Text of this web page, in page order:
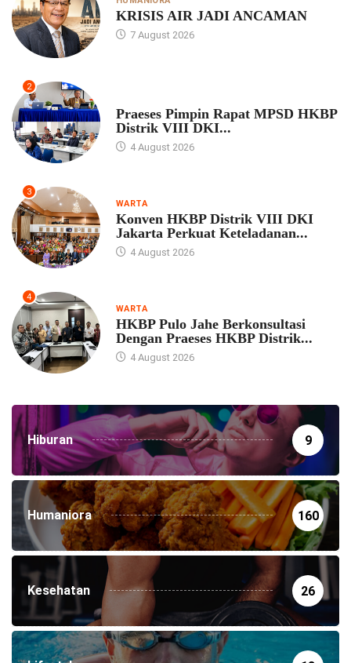
KRISIS AIR JADI ANCAMAN
7 August 2026
2
Praeses Pimpin Rapat MPSD HKBP
Distrik VIII DKI...
4 August 2026
3
WARTA
Konven HKBP Distrik VIII DKI
Jakarta Perkuat Keteladanan...
4 August 2026
4
WARTA
HKBP Pulo Jahe Berkonsultasi
Dengan Praeses HKBP Distrik...
4 August 2026
Hiburan 9
Humaniora 160
Kesehatan 26